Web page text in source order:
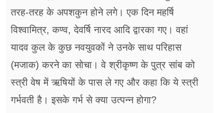
तरह-तरह के अपशकुन होने लगे। एक दिन महर्षि
विश्वामित्र, कण्व, देवर्षि नारद आदि द्वारका गए। वहां
यादव कुल के कुछ नवयुवकों ने उनके साथ परिहास
(मजाक) करने का सोचा। वे श्रीकृष्ण के पुत्र सांब को
स्त्री वेष में ऋषियों के पास ले गए और कहा कि ये स्त्री
गर्भवती है। इसके गर्भ से क्या उत्पन्न होगा?